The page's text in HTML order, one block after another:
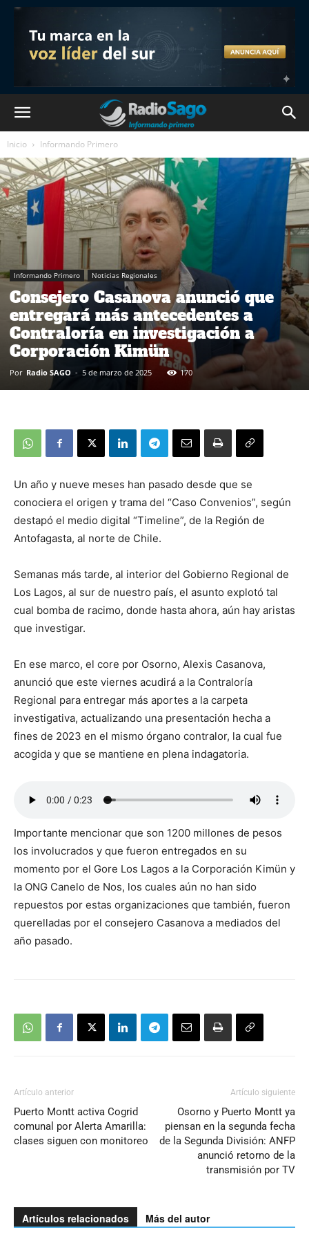
Inicio Informando Primero
Informando Primero Noticias Regionales
Consejero Casanova anunció que
entregará más antecedentes a
Contraloría en investigación a
Corporación Kimün
Por Radio SAGO - 5 de marzo de 2025 170
Un año y nueve meses han pasado desde que se
conociera el origen y trama del “Caso Convenios”, según
destapó el medio digital “Timeline”, de la Región de
Antofagasta, al norte de Chile.
Semanas más tarde, al interior del Gobierno Regional de
Los Lagos, al sur de nuestro país, el asunto explotó tal
cual bomba de racimo, donde hasta ahora, aún hay aristas
que investigar.
En ese marco, el core por Osorno, Alexis Casanova,
anunció que este viernes acudirá a la Contraloría
Regional para entregar más aportes a la carpeta
investigativa, actualizando una presentación hecha a
fines de 2023 en el mismo órgano contralor, la cual fue
acogida y que se mantiene en plena indagatoria.
Importante mencionar que son 1200 millones de pesos
los involucrados y que fueron entregados en su
momento por el Gore Los Lagos a la Corporación Kimün y
la ONG Canelo de Nos, los cuales aún no han sido
repuestos por estas organizaciones que también, fueron
querelladas por el consejero Casanova a mediados del
año pasado.
Artículo anterior
Puerto Montt activa Cogrid
comunal por Alerta Amarilla:
clases siguen con monitoreo
Artículo siguiente
Osorno y Puerto Montt ya
piensan en la segunda fecha
de la Segunda División: ANFP
anunció retorno de la
transmisión por TV
Artículos relacionados Más del autor